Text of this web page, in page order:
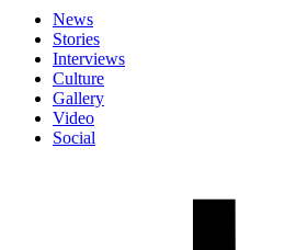
News
Stories
Interviews
Culture
Gallery
Video
Social